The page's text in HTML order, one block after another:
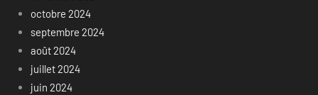
octobre 2024
septembre 2024
août 2024
juillet 2024
juin 2024